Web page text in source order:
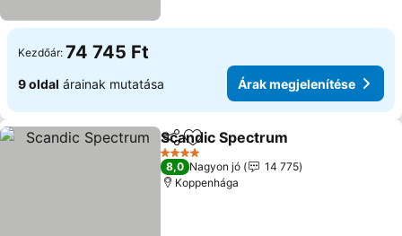
Kezdőár: 74 745 Ft
9 oldal árainak mutatása Árak megjelenítése
Megosztás
Hozzáadás a kedvencekhez
Scandic Spectrum
4 Kategória
8,0 Nagyon jó
14 775
Koppenhága